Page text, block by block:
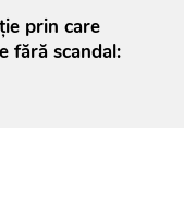
prin care
fără scandal: